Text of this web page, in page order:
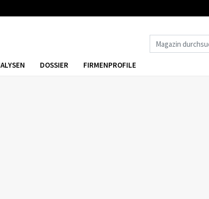
DOSSIER FIRMENPROFILE